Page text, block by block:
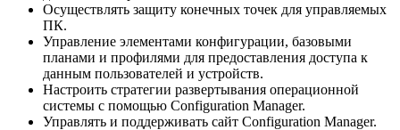
Осуществлять защиту конечных точек для управляемых
ПК.
Управление элементами конфигурации, базовыми
планами и профилями для предоставления доступа к
данным пользователей и устройств.
Настроить стратегии развертывания операционной
системы с помощью Configuration Manager.
Управлять и поддерживать сайт Configuration Manager.